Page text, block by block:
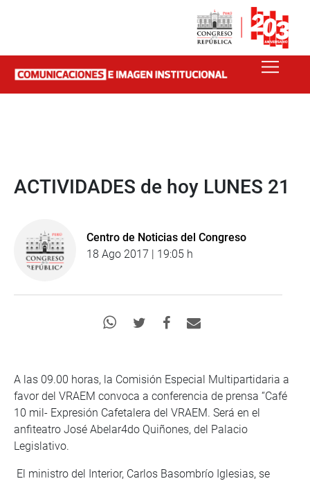
ACTIVIDADES de hoy LUNES 21
Centro de Noticias del Congreso
18 Ago 2017 | 19:05 h
A las 09.00 horas, la Comisión Especial Multipartidaria a
favor del VRAEM convoca a conferencia de prensa “Café
10 mil- Expresión Cafetalera del VRAEM. Será en el
anfiteatro José Abelar4do Quiñones, del Palacio
Legislativo.
El ministro del Interior, Carlos Basombrío Iglesias, se